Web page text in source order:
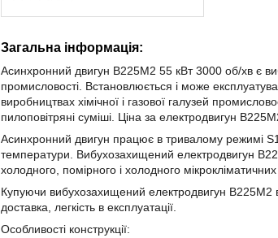
Загальна інформація:
Асинхронний двигун В225М2 55 кВт 3000 об/хв є
промисловості. Встановлюється і може
виробництвах хімічної і газової галузей
пилоповітряні суміші. Ціна за електродвигун
Асинхронний двигун працює в тривалому режимі
температури. Вибухозахищений електродвигун
холодного, помірного і холодного мікрокліматичних
Купуючи вибухозахищений електродвигун В225М2
доставка, легкість в експлуатації.
Особливості конструкції: